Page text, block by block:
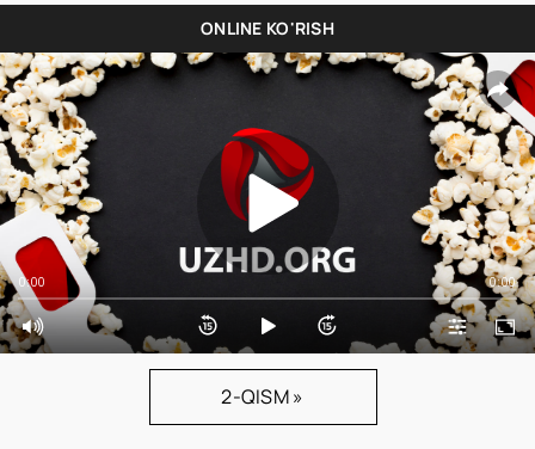
ONLINE KO'RISH
0:00 0:00
2-QISM »